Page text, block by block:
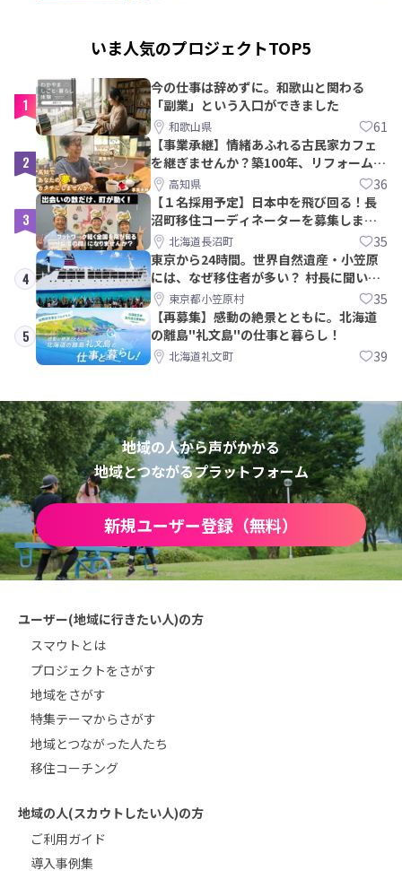
いま人気のプロジェクトTOP5
1
今の仕事は辞めずに。和歌山と関わる
「副業」という入口ができました
和歌山県 61
2
【事業承継】情緒あふれる古民家カフェ
を継ぎませんか？築100年、リフォームか
ら約10年！
高知県 36
3
【１名採用予定】日本中を飛び回る！長
沼町移住コーディネーターを募集しま
す！北海道長沼町 35
4
東京から24時間。世界自然遺産・小笠原
には、なぜ移住者が多い？ 村長に聞いて
みた東京都小笠原村 35
5
【再募集】感動の絶景とともに。北海道
の離島"礼文島"の仕事と暮らし！
北海道礼文町 39
地域の人から声がかかる
地域とつながるプラットフォーム
新規ユーザー登録（無料）
ユーザー(地域に行きたい人)の方
スマウトとは
プロジェクトをさがす
地域をさがす
特集テーマからさがす
地域とつながった人たち
移住コーチング
地域の人(スカウトしたい人)の方
ご利用ガイド
導入事例集